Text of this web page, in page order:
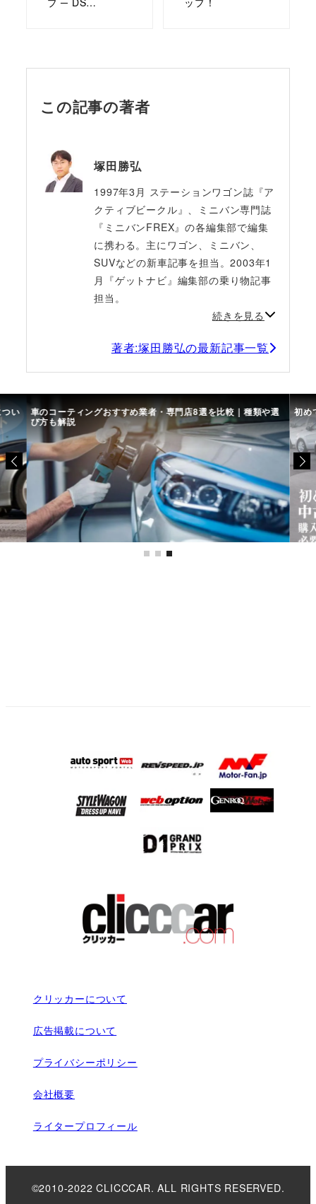
この記事の著者
塚田勝弘
1997年3月 ステーションワゴン誌『ア
クティブビークル』、ミニバン専門誌
『ミニバンFREX』の各編集部で編集
に携わる。主にワゴン、ミニバン、
SUVなどの新車記事を担当。2003年1
月『ゲットナビ』編集部の乗り物記事
担当。
続きを見る
著者:塚田勝弘の最新記事一覧
い 車のコーティングおすすめ業者・専門店8選を比較｜種類や選
び方も解説
初め
クリッカーについて
広告掲載について
プライバシーポリシー
会社概要
ライタープロフィール
©2010-2022 CLICCCAR. ALL RIGHTS RESERVED.